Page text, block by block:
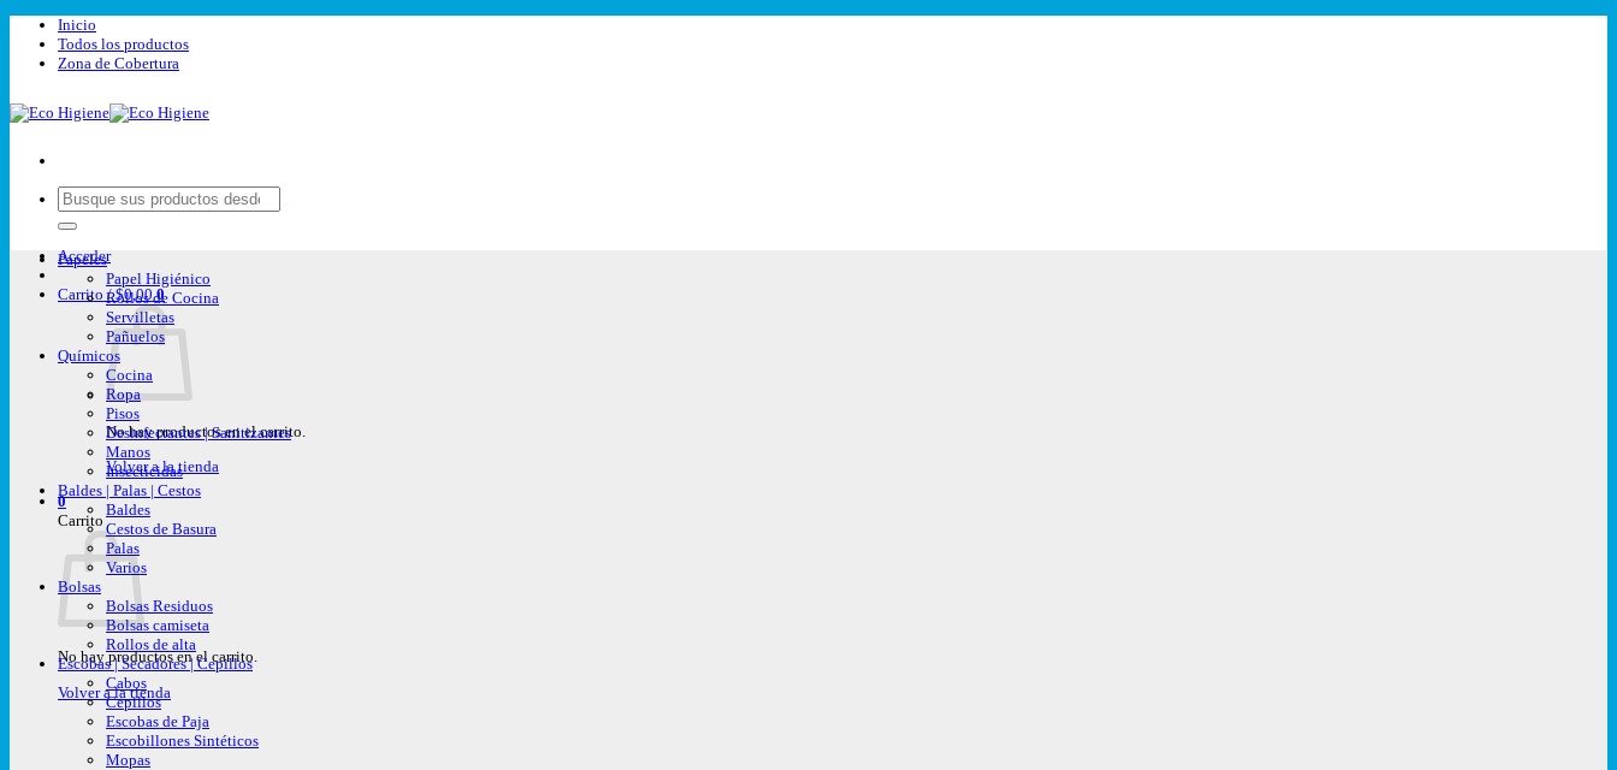
Saltar
contenido
Inicio
Todos los productos
Zona de Cobertura
Buscar
por:
Acceder
Carrito /$0,00 0
No hay productos en el carrito.
Volver a la tienda
0
Carrito
No hay productos en el carrito.
Volver a la tienda
Papeles
Papel Higiénico
Rollos de Cocina
Servilletas
Pañuelos
Químicos
Cocina
Ropa
Pisos
Desinfectantes | Sanitizantes
Manos
Insecticidas
Baldes | Palas | Cestos
Baldes
Cestos de Basura
Palas
Varios
Bolsas
Bolsas Residuos
Bolsas camiseta
Rollos de alta
Escobas | Secadores | Cepillos
Cabos
Cepillos
Escobas de Paja
Escobillones Sintéticos
Mopas